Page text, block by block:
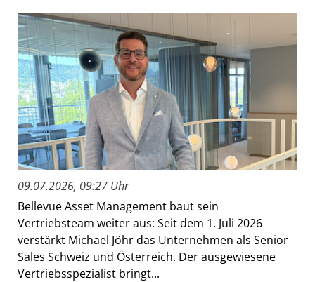
09.07.2026, 09:27 Uhr
Bellevue Asset Management baut sein
Vertriebsteam weiter aus: Seit dem 1. Juli 2026
verstärkt Michael Jöhr das Unternehmen als Senior
Sales Schweiz und Österreich. Der ausgewiesene
Vertriebsspezialist bringt...